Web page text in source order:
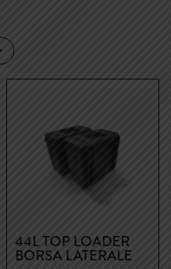
44L TOP LOADER
BORSA LATERALE